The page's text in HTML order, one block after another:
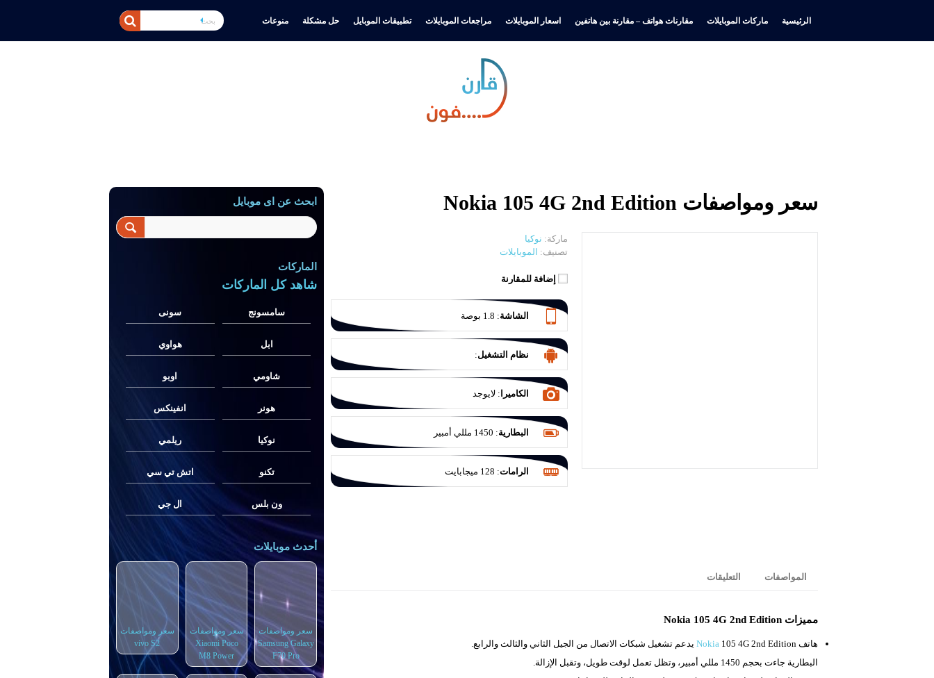
الرئيسية ماركات الموبايلات مقارنات هواتف – مقارنة بين هاتفين اسعار الموبايلات مراجعات الموبايلات تطبيقات الموبايل حل مشكلة منوعات
سعر ومواصفات Nokia 105 4G 2nd Edition
ماركة: نوكيا
تصنيف: الموبايلات
إضافة للمقارنة
الشاشة: 1.8 بوصة
نظام التشغيل:
الكاميرا :لايوجد
البطارية: 1450 مللي أمبير
الرامات: 128 ميجابايت
المواصفات التعليقات
مميزات Nokia 105 4G 2nd Edition
هاتف Nokia 105 4G 2nd Edition يدعم تشغيل شبكات الاتصال من الجيل الثاني والثالث والرابع.
البطارية جاءت بحجم 1450 مللي أمبير، وتظل تعمل لوقت طويل، وتقبل الإزالة.
ابحث عن اى موبايل
الماركات
شاهد كل الماركات
سامسونج سونى
ابل هواوي
شاومي اوبو
هونر انفينكس
نوكيا ريلمي
تكنو اتش تي سي
ون بلس ال جي
أحدث موبايلات
سعر ومواصفات
Samsung Galaxy
F70 Pro
سعر ومواصفات
Xiaomi Poco
M8 Power
سعر ومواصفات
vivo S2